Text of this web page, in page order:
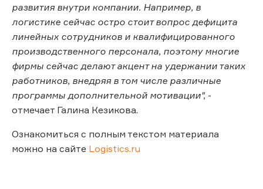
развития внутри компании. Например, в
логистике сейчас остро стоит вопрос дефицита
линейных сотрудников и квалифицированного
производственного персонала, поэтому многие
фирмы сейчас делают акцент на удержании таких
работников, внедряя в том числе различные
программы дополнительной мотивации", -
отмечает Галина Кезикова.
Ознакомиться с полным текстом материала
можно на сайте Logistics.ru